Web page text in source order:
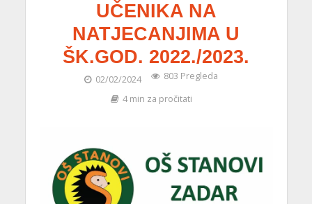
UČENIKA NA
NATJECANJIMA U
ŠK.GOD. 2022./2023.
02/02/2024
803 Pregleda
4 min za pročitati